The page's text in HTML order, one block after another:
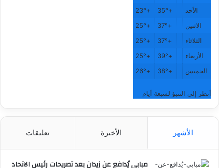
الأحد
+
35°
+
23°
الاثنين
+
37°
+
25°
الثلاثاء
+
37°
+
25°
الأربعاء
+
39°
+
25°
الخميس
+
38°
+
26°
أنظر إلى التنبؤ لسبعة أيام
الأشهر الأخيرة تعليقات
مبابي يُدافع عن زيدان بعد تصريحات رئيس الاتحاد